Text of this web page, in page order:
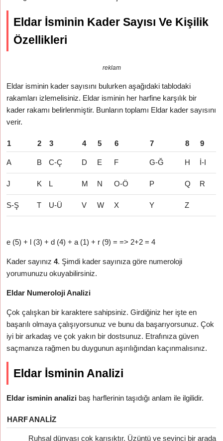
Eldar İsminin Kader Sayısı Ve Kişilik
Özellikleri
reklam
Eldar isminin kader sayısını bulurken aşağıdaki tablodaki
rakamları izlemelisiniz. Eldar isminin her harfine karşılık bir
kader rakamı belirlenmiştir. Bunların toplamı Eldar kader sayısını
verir.
1 2 3 4 5 6 7 8 9
A B C-Ç D E F G-Ğ H İ-I
J K L M N O-Ö P Q R
S-Ş T U-Ü V W X Y Z
e (5) + l (3) + d (4) + a (1) + r (9) = => 2+2 = 4
Kader sayınız4. Şimdi kader sayınıza göre numeroloji
yorumunuzu okuyabilirsiniz.
Eldar Numeroloji Analizi
Çok çalışkan bir karaktere sahipsiniz. Girdiğiniz her işte en
başarılı olmaya çalışıyorsunuz ve bunu da başarıyorsunuz. Çok
iyi bir arkadaş ve çok yakın bir dostsunuz. Etrafınıza güven
saçmanıza rağmen bu duygunun aşırılığından kaçınmalısınız.
Eldar İsminin Analizi
Eldar isminin analizi baş harflerinin taşıdığı anlam ile ilgilidir.
HARFANALIZ
Ruhsal dünyası çok karışıktır. Üzüntü ve sevinci bir arada